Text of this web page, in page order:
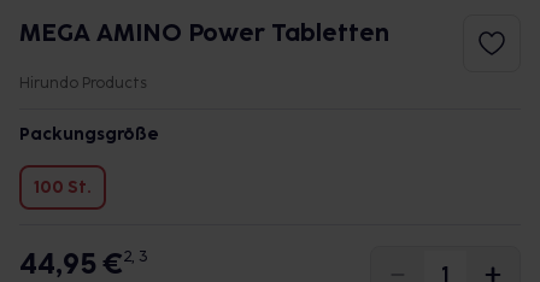
MEGA AMINO Power Tabletten
Hirundo Products
Packungsgröße
100 St.
44,95 €2, 3